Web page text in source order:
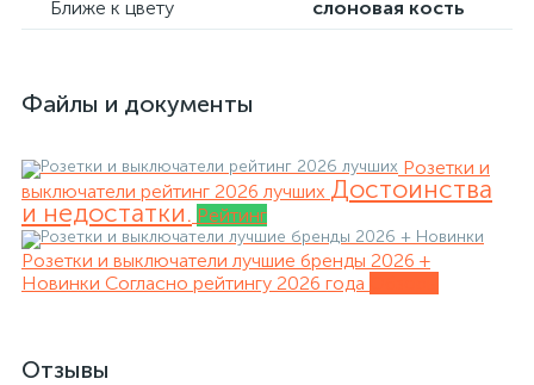
Ближе к цвету слоновая кость
Файлы и документы
Розетки и
выключатели рейтинг 2026 лучших Достоинства
и недостатки. Рейтинг
Розетки и выключатели лучшие бренды 2026 +
Новинки Согласно рейтингу 2026 года
Отзывы